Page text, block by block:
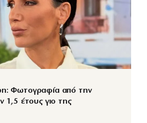
Φωτογραφία από την
1,5 έτους γιο της